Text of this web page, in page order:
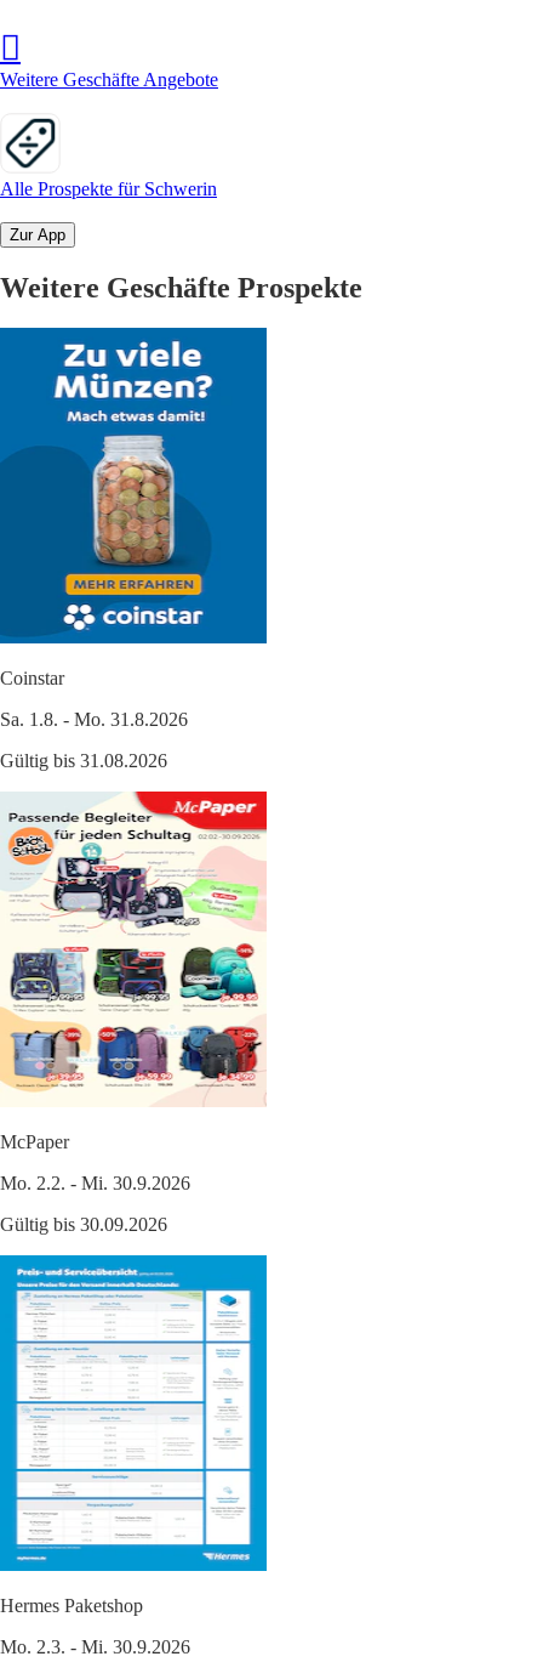
Weitere Geschäfte Angebote
Alle Prospekte für Schwerin
Zur App
Weitere Geschäfte Prospekte
Coinstar
Sa. 1.8. - Mo. 31.8.2026
Gültig bis 31.08.2026
McPaper
Mo. 2.2. - Mi. 30.9.2026
Gültig bis 30.09.2026
Hermes Paketshop
Mo. 2.3. - Mi. 30.9.2026